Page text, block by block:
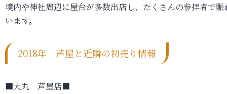
境内や神社周辺に屋台が多数出店し、たくさんの参拝者で賑
います。
2018年 芦屋と近隣の初売り情報
■大丸 芦屋店■